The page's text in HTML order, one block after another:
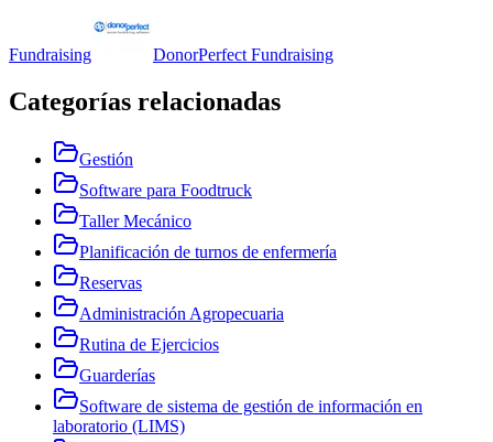
Fundraising DonorPerfect Fundraising
Categorías relacionadas
Gestión
Software para Foodtruck
Taller Mecánico
Planificación de turnos de enfermería
Reservas
Administración Agropecuaria
Rutina de Ejercicios
Guarderías
Software de sistema de gestión de información en
laboratorio (LIMS)